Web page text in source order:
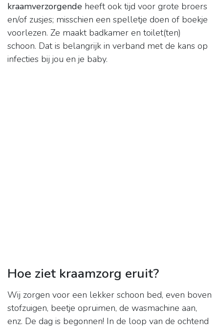
kraamverzorgende heeft ook tijd voor grote broers
en/of zusjes; misschien een spelletje doen of boekje
voorlezen. Ze maakt badkamer en toilet(ten)
schoon. Dat is belangrijk in verband met de kans op
infecties bij jou en je baby.
Hoe ziet kraamzorg eruit?
Wij zorgen voor een lekker schoon bed, even boven
stofzuigen, beetje opruimen, de wasmachine aan,
enz. De dag is begonnen! In de loop van de ochtend